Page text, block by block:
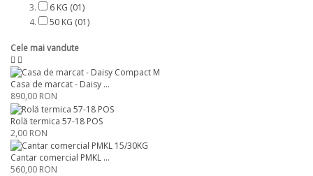
6 KG (01)
50 KG (01)
Cele mai vandute
Casa de marcat - Daisy ...
890,00 RON
Rolă termica 57-18 POS
2,00 RON
Cantar comercial PMKL ...
560,00 RON